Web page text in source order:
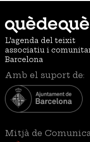
L’agenda del teixit
associatiu i
Barcelona
Amb el suport de:
Mitjà de